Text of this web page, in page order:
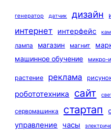
генератор датчик дизайн
интернет интерфейс
лампа
магазин магнит
машинное обучение
микро-
растение реклама
робототехника сайт
сервомашинка стартап
управление часы